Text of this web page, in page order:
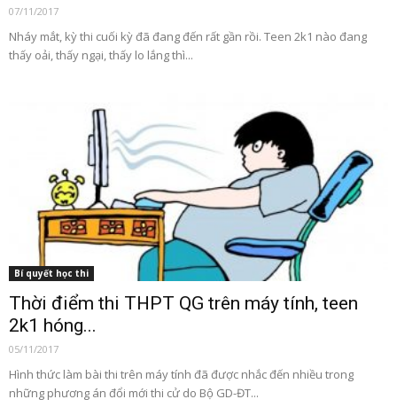
07/11/2017
Nháy mắt, kỳ thi cuối kỳ đã đang đến rất gần rồi. Teen 2k1 nào đang
thấy oải, thấy ngại, thấy lo lắng thì...
Bí quyết học thi
Thời điểm thi THPT QG trên máy tính, teen
2k1 hóng...
05/11/2017
Hình thức làm bài thi trên máy tính đã được nhắc đến nhiều trong
những phương án đổi mới thi cử do Bộ GD-ĐT...